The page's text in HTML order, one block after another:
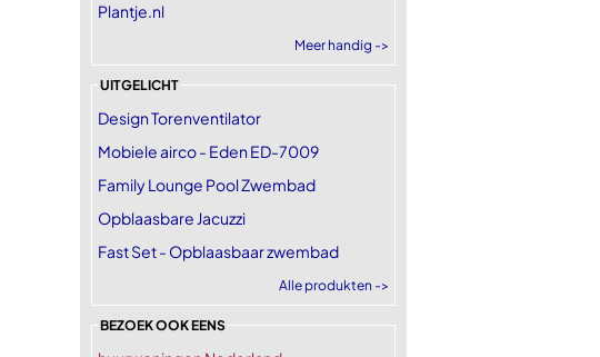
Plantje.nl
Meer handig ->
UITGELICHT
Design Torenventilator
Mobiele airco - Eden ED-7009
Family Lounge Pool Zwembad
Opblaasbare Jacuzzi
Fast Set - Opblaasbaar zwembad
Alle produkten ->
BEZOEK OOK EENS